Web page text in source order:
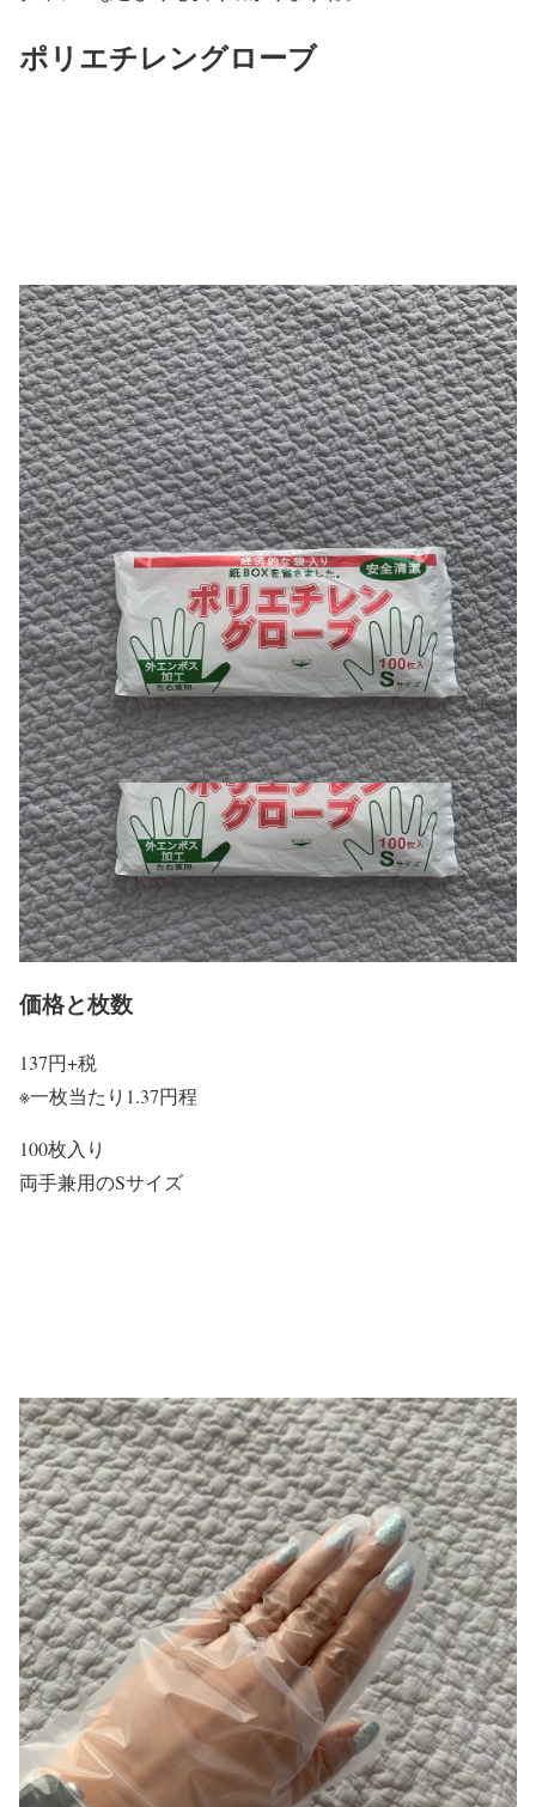
ポリエチレングローブ
価格と枚数
137円+税
※一枚当たり1.37円程
100枚入り
両手兼用のSサイズ